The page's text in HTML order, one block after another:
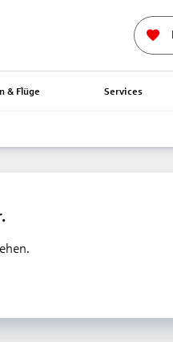
& Flüge Services